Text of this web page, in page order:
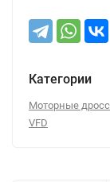
Категории
Моторные
VFD